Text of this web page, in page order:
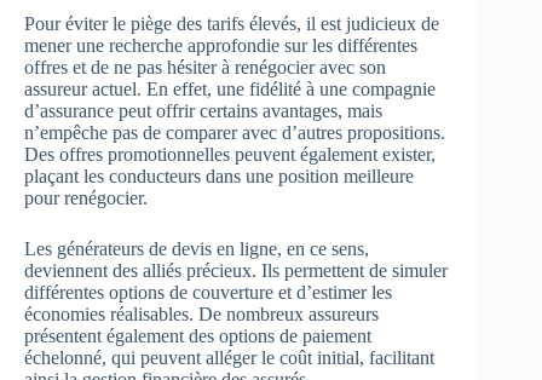
Pour éviter le piège des tarifs élevés, il est judicieux de
mener une recherche approfondie sur les différentes
offres et de ne pas hésiter à renégocier avec son
assureur actuel. En effet, une fidélité à une compagnie
d’assurance peut offrir certains avantages, mais
n’empêche pas de comparer avec d’autres propositions.
Des offres promotionnelles peuvent également exister,
plaçant les conducteurs dans une position meilleure
pour renégocier.
Les générateurs de devis en ligne, en ce sens,
deviennent des alliés précieux. Ils permettent de simuler
différentes options de couverture et d’estimer les
économies réalisables. De nombreux assureurs
présentent également des options de paiement
échelonné, qui peuvent alléger le coût initial, facilitant